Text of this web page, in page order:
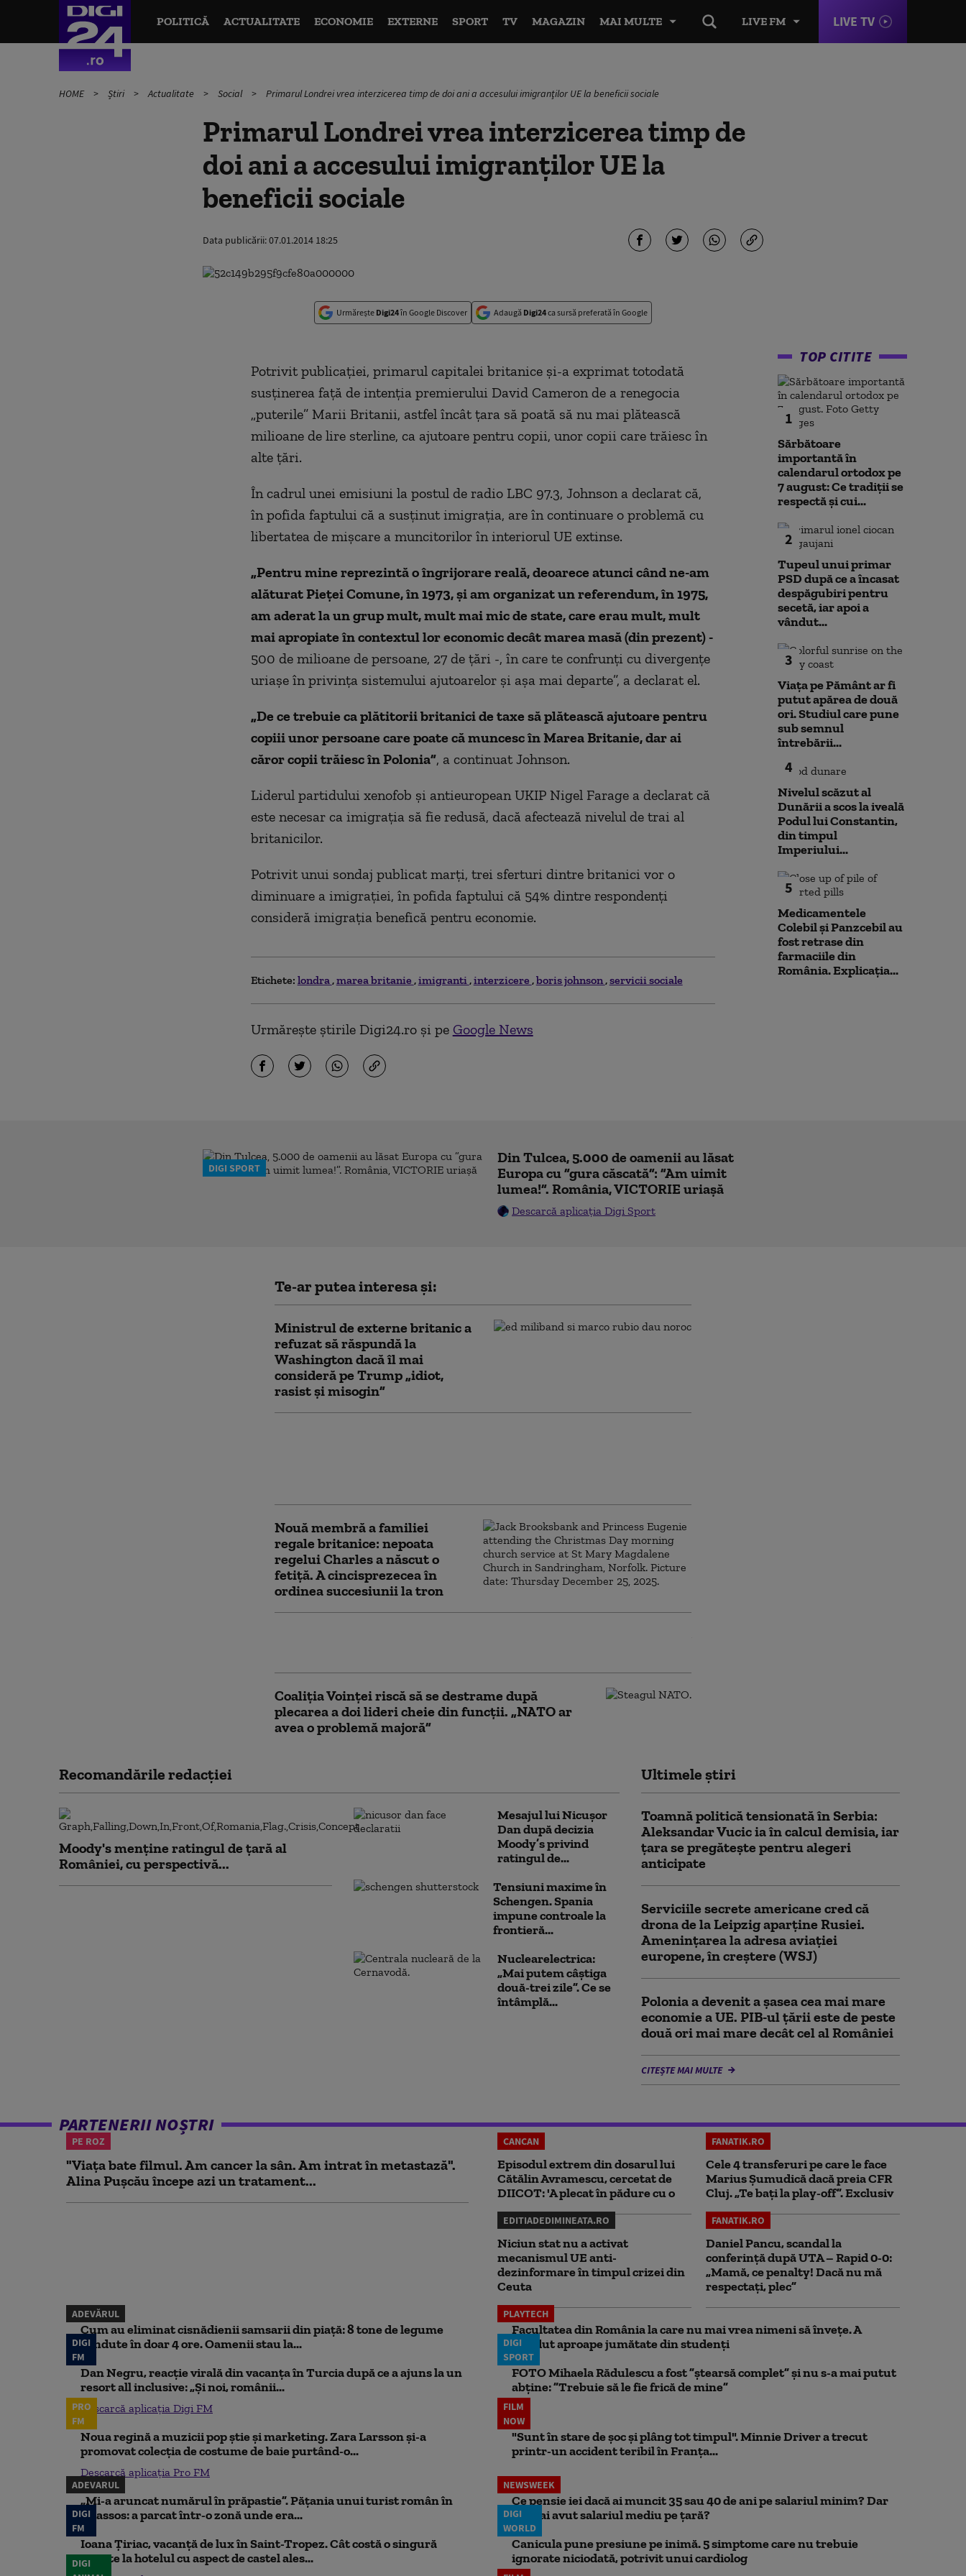
LIVE FM LIVE TV
POLITICĂ ACTUALITATE ECONOMIE EXTERNE SPORT TV MAGAZIN MAI MULTE
HOME Știri Actualitate Social Primarul Londrei vrea interzicerea timp de doi ani a accesului imigranţilor UE la beneficii sociale
Primarul Londrei vrea interzicerea timp de
doi ani a accesului imigranţilor UE la
beneficii sociale
Data publicării:07.01.2014 18:25
Urmărește Digi24în Google Discover Adaugă Digi24ca sursă preferată în Google
Potrivit publicaţiei, primarul capitalei britanice şi-a exprimat totodată
susţinerea faţă de intenţia premierului David Cameron de a renegocia
„puterile” Marii Britanii, astfel încât ţara să poată să nu mai plătească
milioane de lire sterline, ca ajutoare pentru copii, unor copii care trăiesc în
alte ţări.
În cadrul unei emisiuni la postul de radio LBC 97.3, Johnson a declarat că,
în pofida faptului că a susţinut imigraţia, are în continuare o problemă cu
libertatea de mişcare a muncitorilor în interiorul UE extinse.
„Pentru mine reprezintă o îngrijorare reală, deoarece atunci când ne-am
alăturat Pieţei Comune, în 1973, şi am organizat un referendum, în 1975,
am aderat la un grup mult, mult mai mic de state, care erau mult, mult
mai apropiate în contextul lor economic decât marea masă (din prezent) -
500 de milioane de persoane, 27 de ţări -, în care te confrunţi cu divergenţe
uriaşe în privinţa sistemului ajutoarelor şi aşa mai departe”, a declarat el.
„De ce trebuie ca plătitorii britanici de taxe să plătească ajutoare pentru
copiii unor persoane care poate că muncesc în Marea Britanie, dar ai
căror copii trăiesc în Polonia”, a continuat Johnson.
Liderul partidului xenofob şi antieuropean UKIP Nigel Farage a declarat că
este necesar ca imigraţia să fie redusă, dacă afectează nivelul de trai al
britanicilor.
Potrivit unui sondaj publicat marţi, trei sferturi dintre britanici vor o
diminuare a imigraţiei, în pofida faptului că 54% dintre respondenţi
consideră imigraţia benefică pentru economie.
Etichete: londra marea britanie imigranti interzicere boris johnson servicii sociale
Urmărește știrile Digi24.ro și pe Google News
TOP CITITE
1
Sărbătoare
importantă în
calendarul ortodox pe
7 august: Ce tradiții se
respectă și cui...
2
Tupeul unui primar
PSD după ce a încasat
despăgubiri pentru
secetă, iar apoi a
vândut...
3
Viața pe Pământ ar fi
putut apărea de două
ori. Studiul care pune
sub semnul
întrebării...
4
Nivelul scăzut al
Dunării a scos la iveală
Podul lui Constantin,
din timpul
Imperiului...
5
Medicamentele
Colebil și Panzcebil au
fost retrase din
farmaciile din
România. Explicația...
DIGI SPORT
Din Tulcea, 5.000 de oamenii au lăsat
Europa cu ”gura căscată”: ”Am uimit
lumea!”. România, VICTORIE uriașă
Descarcă aplicația Digi Sport
Te-ar putea interesa și:
Ministrul de externe britanic a
refuzat să răspundă la
Washington dacă îl mai
consideră pe Trump „idiot,
rasist şi misogin”
Nouă membră a familiei
regale britanice: nepoata
regelui Charles a născut o
fetiță. A cincisprezecea în
ordinea succesiunii la tron
Coaliția Voinței riscă să se destrame după
plecarea a doi lideri cheie din funcții. „NATO ar
avea o problemă majoră”
Recomandările redacţiei
Moody's menține ratingul de țară al
României, cu perspectivă...
Mesajul lui Nicușor
Dan după decizia
Moody’s privind
ratingul de...
Tensiuni maxime în
Schengen. Spania
impune controale la
frontieră...
Nuclearelectrica:
„Mai putem câștiga
două-trei zile”. Ce se
întâmplă...
Ultimele știri
Toamnă politică tensionată în Serbia:
Aleksandar Vucic ia în calcul demisia, iar
țara se pregătește pentru alegeri
anticipate
Serviciile secrete americane cred că
drona de la Leipzig aparține Rusiei.
Amenințarea la adresa aviației
europene, în creștere (WSJ)
Polonia a devenit a șasea cea mai mare
economie a UE. PIB-ul țării este de peste
două ori mai mare decât cel al României
CITEȘTE MAI MULTE
PARTENERII NOȘTRI
PE ROZ
"Viața bate filmul. Am cancer la sân. Am intrat în metastază".
Alina Pușcău începe azi un tratament...
CANCAN
Episodul extrem din dosarul lui
Cătălin Avramescu, cercetat de
DIICOT: 'A plecat în pădure cu o
FANATIK.RO
Cele 4 transferuri pe care le face
Marius Șumudică dacă preia CFR
Cluj. „Te bați la play-off”. Exclusiv
EDITIADEDIMINEATA.RO
Niciun stat nu a activat
mecanismul UE anti-
dezinformare în timpul crizei din
Ceuta
FANATIK.RO
Daniel Pancu, scandal la
conferință după UTA – Rapid 0-0:
„Mamă, ce penalty! Dacă nu mă
respectați, plec”
ADEVĂRUL
Cum au eliminat cisnădienii samsarii din piață: 8 tone de legume
vândute în doar 4 ore. Oamenii stau la...
PLAYTECH
Facultatea din România la care nu mai vrea nimeni să înveţe. A
pierdut aproape jumătate din studenţi
DIGI
FM
Dan Negru, reacție virală din vacanța în Turcia după ce a ajuns la un
resort all inclusive: „Și noi, românii...
Descarcă aplicația Digi FM
DIGI
SPORT
FOTO Mihaela Rădulescu a fost ”ștearsă complet” și nu s-a mai putut
abține: ”Trebuie să le fie frică de mine”
PRO
FM
Noua regină a muzicii pop știe și marketing. Zara Larsson și-a
promovat colecția de costume de baie purtând-o...
Descarcă aplicația Pro FM
FILM
NOW
"Sunt în stare de șoc și plâng tot timpul". Minnie Driver a trecut
printr-un accident teribil în Franța...
ADEVARUL
„Mi-a aruncat numărul în prăpastie”. Pățania unui turist român în
Thassos: a parcat într-o zonă unde era...
NEWSWEEK
Ce pensie iei dacă ai muncit 35 sau 40 de ani pe salariul minim? Dar
dacă ai avut salariul mediu pe țară?
DIGI
FM
Ioana Țiriac, vacanță de lux în Saint-Tropez. Cât costă o singură
noapte la hotelul cu aspect de castel ales...
DIGI
WORLD
Canicula pune presiune pe inimă. 5 simptome care nu trebuie
ignorate niciodată, potrivit unui cardiolog
DIGI